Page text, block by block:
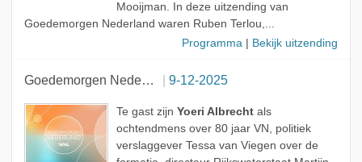
Mooijman. In deze uitzending van
Goedemorgen Nederland waren Ruben Terlou,...
Programma
Bekijk uitzending
Goedemorgen Nederland 9-12-2025
Te gast zijn Yoeri Albrechtals
ochtendmens over 80 jaar VN, politiek
verslaggever Tessa van Viegen over de